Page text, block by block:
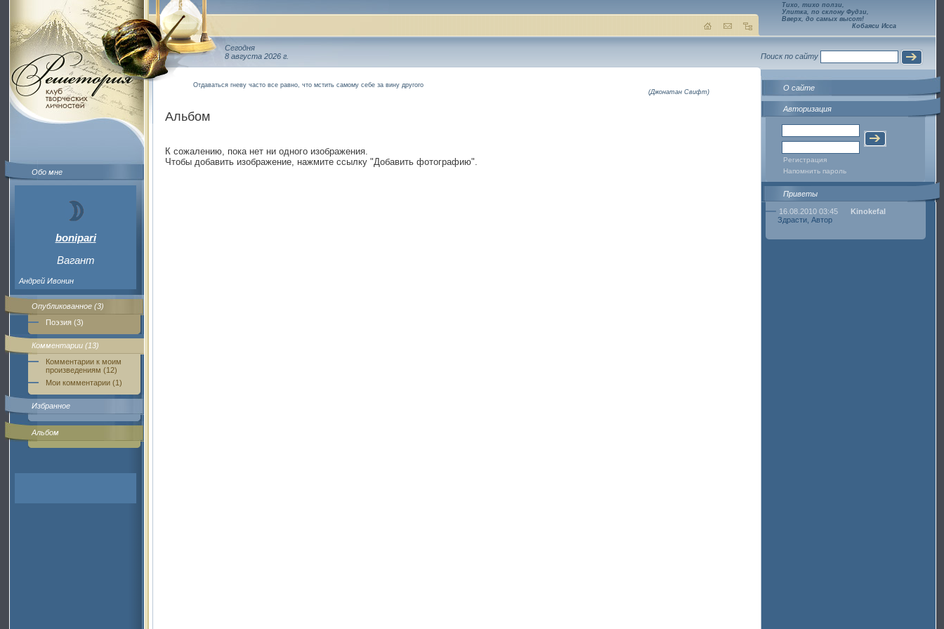
Обо мне
bonipari
Вагант
Андрей Ивонин
Опубликованное (3)
Поэзия (3)
Комментарии (13)
Комментарии к моим
произведениям (12)
Мои комментарии (1)
Избранное
Альбом
Сегодня
8 августа 2026 г.
Отдаваться гневу часто все равно, что мстить самому себе за вину другого
(Джонатан Свифт)
Альбом
К сожалению, пока нет ни одного изображения.
Чтобы добавить изображение, нажмите ссылку "Добавить фотографию".
Тихо, тихо ползи,
Улитка, по склону Фудзи,
Вверх, до самых высот!
Кобаяси Исса
Поиск по сайту
О сайте
Авторизация
Регистрация
Напомнить пароль
Приветы
16.08.2010 03:45
Kinokefal
Здрасти, Автор